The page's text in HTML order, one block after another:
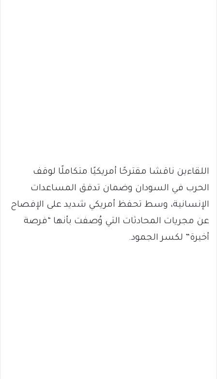
اللقاءين ناقشا مقترحًا أمريكيًا متكاملًا لوقف
الحرب في السودان وضمان تدفق المساعدات
الإنسانية، وسط تحفظ أمريكي شديد على الإفصاح
عن مجريات المحادثات التي وُصفت بأنها “فرصة
أخيرة” لكسر الجمود.